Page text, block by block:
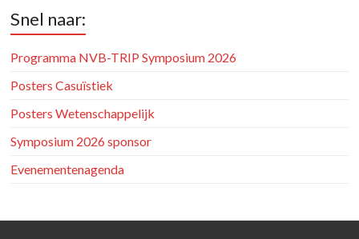
Snel naar:
Programma NVB-TRIP Symposium 2026
Posters Casuïstiek
Posters Wetenschappelijk
Symposium 2026 sponsor
Evenementenagenda